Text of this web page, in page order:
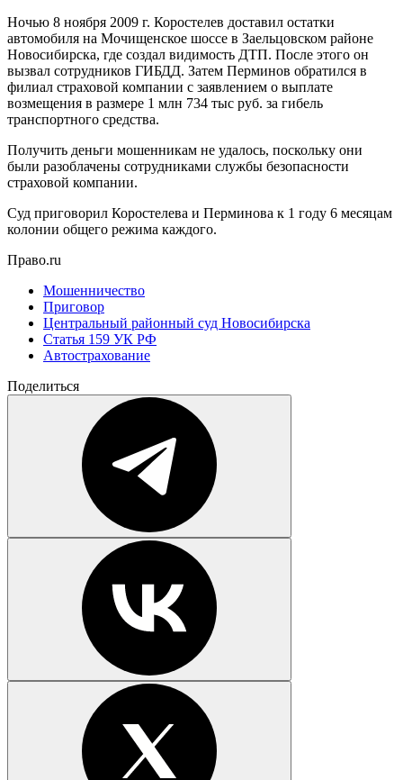
Ночью 8 ноября 2009 г. Коростелев доставил остатки
автомобиля на Мочищенское шоссе в Заельцовском районе
Новосибирска, где создал видимость ДТП. После этого он
вызвал сотрудников ГИБДД. Затем Перминов обратился в
филиал страховой компании с заявлением о выплате
возмещения в размере 1 млн 734 тыс руб. за гибель
транспортного средства.
Получить деньги мошенникам не удалось, поскольку они
были разоблачены сотрудниками службы безопасности
страховой компании.
Суд приговорил Коростелева и Перминова к 1 году 6 месяцам
колонии общего режима каждого.
Право.ru
Мошенничество
Приговор
Центральный районный суд Новосибирска
Статья 159 УК РФ
Автострахование
Поделиться